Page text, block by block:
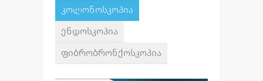
კოლონოსკოპია
ენდოსკოპია
ფიბრობრონქოსკოპია